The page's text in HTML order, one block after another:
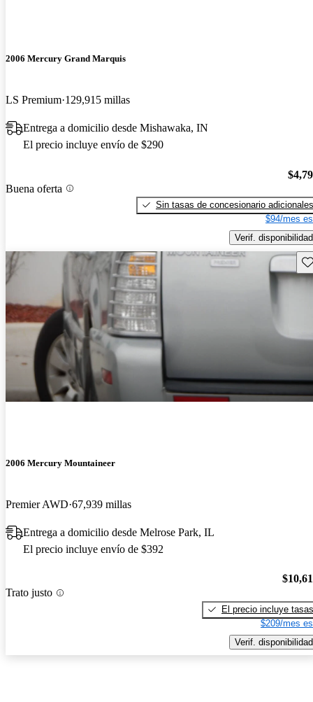
2006 Mercury Grand Marquis
LS Premium 129,915 millas
Entrega a domicilio desde Mishawaka, IN
El precio incluye envío de $290
Buena oferta
Sin tasas de concesionario adicionales
$94/mes
Verif. disponibilidad
2006 Mercury Mountaineer
Premier AWD 67,939 millas
Entrega a domicilio desde Melrose Park, IL
El precio incluye envío de $392
Trato justo
El precio incluye tasas
$209/mes
Verif. disponibilidad